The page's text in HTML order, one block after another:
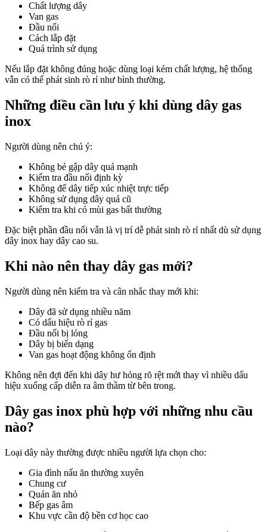
Chất lượng dây
Van gas
Đầu nối
Cách lắp đặt
Quá trình sử dụng
Nếu lắp đặt không đúng hoặc dùng loại kém chất lượng, hệ thống
vẫn có thể phát sinh rò rỉ như bình thường.
Những điều cần lưu ý khi dùng dây gas
inox
Người dùng nên chú ý:
Không bẻ gập dây quá mạnh
Kiểm tra đầu nối định kỳ
Không để dây tiếp xúc nhiệt trực tiếp
Không sử dụng dây quá cũ
Kiểm tra khi có mùi gas bất thường
Đặc biệt phần đầu nối vẫn là vị trí dễ phát sinh rò rỉ nhất dù sử dụng
dây inox hay dây cao su.
Khi nào nên thay dây gas mới?
Người dùng nên kiểm tra và cân nhắc thay mới khi:
Dây đã sử dụng nhiều năm
Có dấu hiệu rò rỉ gas
Đầu nối bị lỏng
Dây bị biến dạng
Van gas hoạt động không ổn định
Không nên đợi đến khi dây hư hỏng rõ rệt mới thay vì nhiều dấu
hiệu xuống cấp diễn ra âm thầm từ bên trong.
Dây gas inox phù hợp với những nhu cầu
nào?
Loại dây này thường được nhiều người lựa chọn cho:
Gia đình nấu ăn thường xuyên
Chung cư
Quán ăn nhỏ
Bếp gas âm
Khu vực cần độ bền cơ học cao